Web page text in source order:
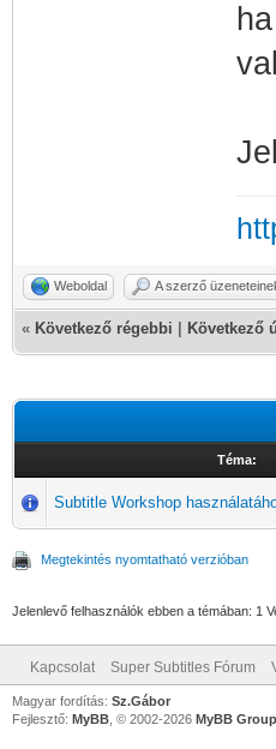
Weboldal A szerző
« Következő régebbi Következő
Téma:
Subtitle Workshop
Megtekintés nyomtatható verzióban
Jelenlevő felhasználók ebben a témában: 1
Kapcsolat Super Subtitles Fórum
Magyar fordítás: Sz.Gábor
Fejlesztő: MyBB , © 2002-2026 MyBB Group